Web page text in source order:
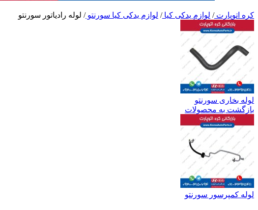
کره اتوپارت/ لوازم یدکی کیا/ لوازم یدکی کیا سورنتو/ لوله رادیاتور سورنتو
لوله بخاری سورنتو
بازگشت به محصولات
لوله کمپرسور سورنتو